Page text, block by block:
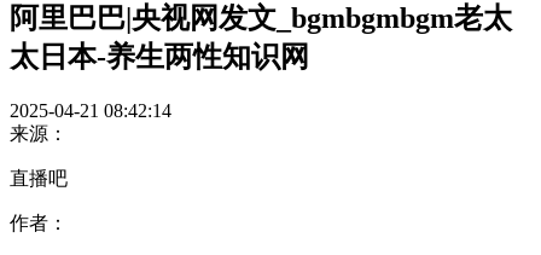
阿里巴巴|央视网发文_bgmbgmbgm老太
太日本-养生两性知识网
2025-04-21 08:42:14
来源：
直播吧
作者：